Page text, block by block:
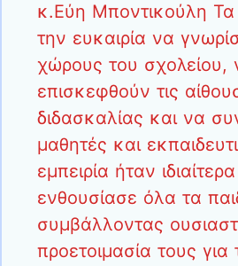
κ.Εύη Μποντικούλη Τα
την ευκαιρία να
χώρους του σχολείου,
επισκεφθούν τις
διδασκαλίας και να
μαθητές και
εμπειρία ήταν
ενθουσίασε όλα τα
συμβάλλοντας
προετοιμασία τους για